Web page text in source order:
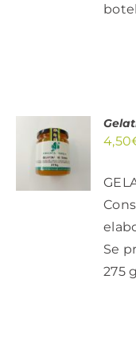
AÑADIR
AL
CARRITO
/
4,50
Se
275